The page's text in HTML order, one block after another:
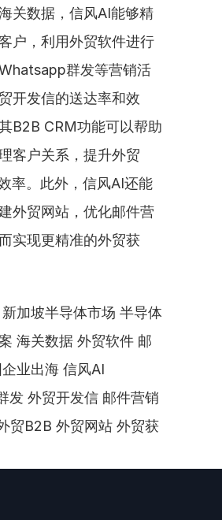
关数据，信风AI能够精
户，利用外贸软件进行
群发等营销活
开发信的送达率和效
B2B CRM功能可以帮助
客户关系，提升外贸
率。此外，信风AI还能
外贸网站，优化邮件营
实现更精准的外贸获
加坡半导体市场 半导体
海关数据 外贸软件 邮
业出海 信风AI
发 外贸开发信 邮件营销
贸B2B 外贸网站 外贸获